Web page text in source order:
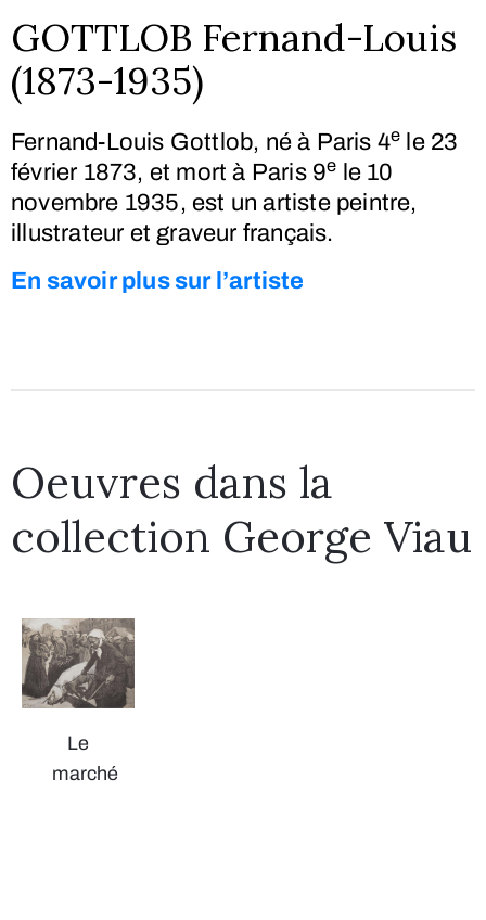
GOTTLOB Fernand-Louis
(1873-1935)
Fernand-Louis Gottlob, né à Paris 4e
le 23
février 1873, et mort à Paris 9e
le 10
novembre 1935, est un artiste peintre,
illustrateur et graveur français.
En savoir plus sur l’artiste
Oeuvres dans la
collection George Viau
Le
marché